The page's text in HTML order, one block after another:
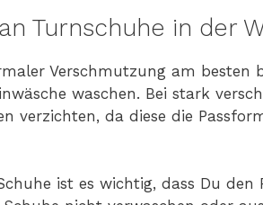
Turnschuhe in der
Verschmutzung am besten
waschen. Bei stark
verzichten, da diese die
ist es wichtig, dass Du